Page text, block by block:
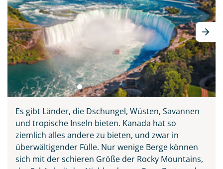
Es gibt Länder, die Dschungel, Wüsten, Savannen
und tropische Inseln bieten. Kanada hat so
ziemlich alles andere zu bieten, und zwar in
überwältigender Fülle. Nur wenige Berge können
sich mit der schieren Größe der Rocky Mountains,